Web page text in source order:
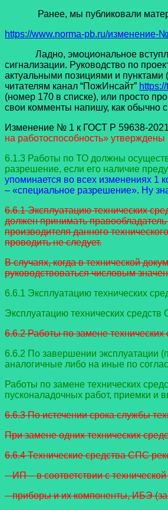
Ранее, мы публиковали
https://www.norma-pb.ru/изменение-
Ладно, эмоциональное
сигнализации. Руководство по
актуальными позициями и
читателям канал “ПожИнсайт”
(номер 170 в списке), или просто
свои комменты напишу, как обычно
Изменение № 1 к ГОСТ Р 59638-2021
на работоспособность»
6.1.3 Работы по ТО должны
разрешение, если его наличие
упоминается во всех изменениях 1
– «специальное разрешение». Ну
6.6.1 Эксплуатацию технических
должен принимать
производителя данного
проводить не следует.
В случаях, когда в технической
руководствоваться числовым
6.6.1 Эксплуатацию технических
Эксплуатацию технических
6.6.2 Работы по замене
6.6.2 По завершении эксплуатации
аналогичные либо на иные по
Работы по замене технических
пусконаладочных работ, приемки и
6.6.3 По истечении срока службы
При замене одних технических
6.6.4 Технические средства СПС
– ИП – в соответствии с
– приборы и их компоненты, ИБЭ